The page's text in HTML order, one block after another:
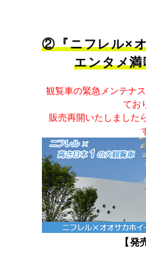
②『ニフレル×
エンタメ
観覧車の緊急メンテナ
てお
販売再開いたしました
【発